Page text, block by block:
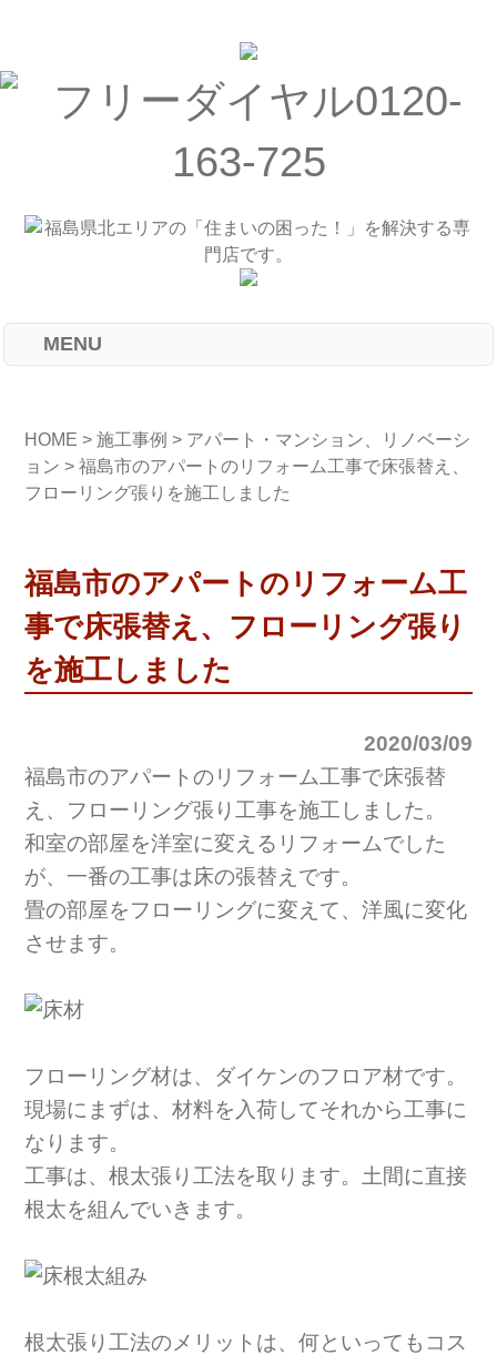
MENU
HOME >施工事例 > アパート・マンション、リノベーシ
ョン >福島市のアパートのリフォーム工事で床張替え、
フローリング張りを施工しました
福島市のアパートのリフォーム工
事で床張替え、フローリング張り
を施工しました
2020/03/09
福島市のアパートのリフォーム工事で床張替
え、フローリング張り工事を施工しました。
和室の部屋を洋室に変えるリフォームでした
が、一番の工事は床の張替えです。
畳の部屋をフローリングに変えて、洋風に変化
させます。
フローリング材は、ダイケンのフロア材です。
現場にまずは、材料を入荷してそれから工事に
なります。
工事は、根太張り工法を取ります。土間に直接
根太を組んでいきます。
根太張り工法のメリットは、何といってもコス